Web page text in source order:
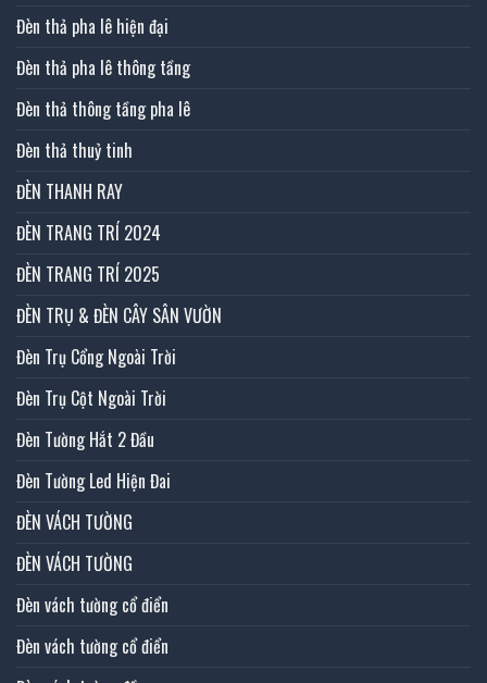
Đèn thả pha lê hiện đại
Đèn thả pha lê thông tầng
Đèn thả thông tầng pha lê
Đèn thả thuỷ tinh
ĐÈN THANH RAY
ĐÈN TRANG TRÍ 2024
ĐÈN TRANG TRÍ 2025
ĐÈN TRỤ & ĐÈN CÂY SÂN VƯỜN
Đèn Trụ Cổng Ngoài Trời
Đèn Trụ Cột Ngoài Trời
Đèn Tường Hắt 2 Đầu
Đèn Tường Led Hiện Đai
ĐÈN VÁCH TƯỜNG
ĐÈN VÁCH TƯỜNG
Đèn vách tường cổ điển
Đèn vách tường cổ điển